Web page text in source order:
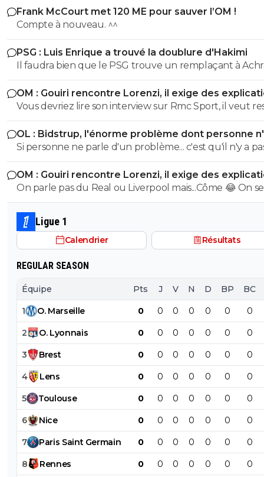
Frank McCourt met 120 ME pour sauver l’OM !
Compte à nouveau. ^^
PSG : Luis Enrique a trouvé la doublure d'Hakimi
Il faudra bien que le PSG trouve un remplaçant à
Hakimi... vu qu'il risque de se retrouver en prison pour
durant cette saison.
OM : Gouiri rencontre Lorenzi, il exige des
Vous devriez lire son interview sur Rmc Sport, il veut
l'OM et n'a pas l'intention de partir.
OL : Bidstrup, l'énorme problème dont personne
parler
Si personne ne parle d'un problème... c'est qu'il n'y a
problème. ^^
OM : Gouiri rencontre Lorenzi, il exige des
On parle pas du Real ou Liverpool mais...Côme 😂 On
mec qui souhaite absolument partir de ce club de
baltringue
Ligue 1
Calendrier Résultats
REGULAR SEASON
Équipe Pts J V N D BP BC
1 O. Marseille 0 0 0 0 0 0 0
2 O. Lyonnais 0 0 0 0 0 0 0
3 Brest 0 0 0 0 0 0 0
4 Lens 0 0 0 0 0 0 0
5 Toulouse 0 0 0 0 0 0 0
6 Nice 0 0 0 0 0 0 0
7 Paris Saint Germain 0 0 0 0 0 0 0
8 Rennes 0 0 0 0 0 0 0